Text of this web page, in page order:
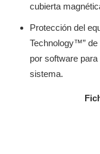
cubierta
Protección del
Technology™” de
por software
sistema.